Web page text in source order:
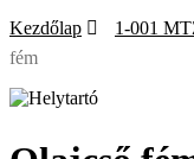
Kezdőlap 1-001
fém